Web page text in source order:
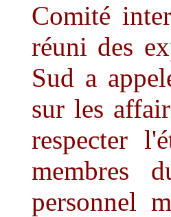
Comité
réuni des
Sud a
sur les
respecter
membres
personnel